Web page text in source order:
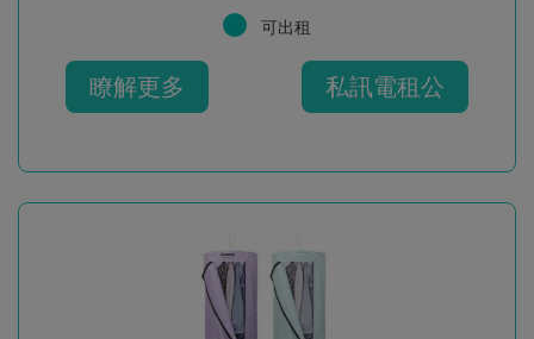
可出租
瞭解更多 私訊電租公